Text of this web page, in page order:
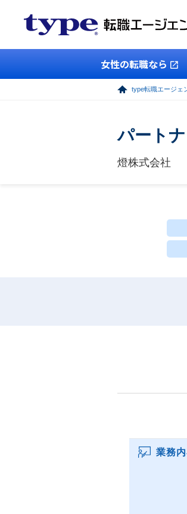
女性の転職なら
type転職エージェ
パート
燈株式会社
業務